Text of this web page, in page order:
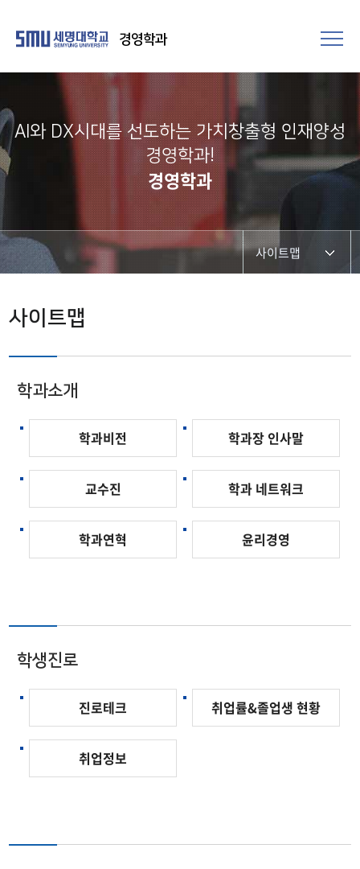
경영학과
AI와 DX시대를 선도하는 가치창출형 인재양성
경영학과!
경영학과
사이트맵
사이트맵
학과소개
학과비전 학과장 인사말
교수진 학과 네트워크
학과연혁 윤리경영
학생진로
진로테크 취업률&졸업생 현황
취업정보